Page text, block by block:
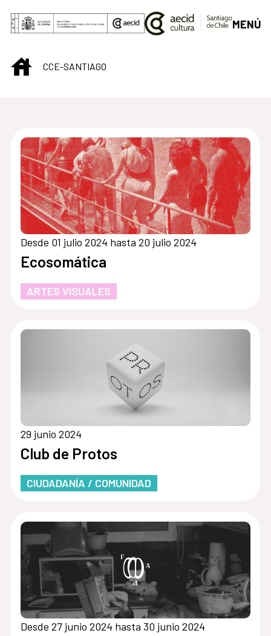
Saltar al contenido principal
MENÚ
INICIOCCE-SANTIAGO
Desde 01 julio 2024 hasta 20 julio 2024
Ecosomática
ARTES VISUALES
29 junio 2024
Club de Protos
CIUDADANÍA / COMUNIDAD
Desde 27 junio 2024 hasta 30 junio 2024